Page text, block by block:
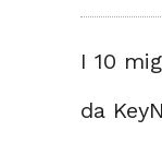
I 10
da